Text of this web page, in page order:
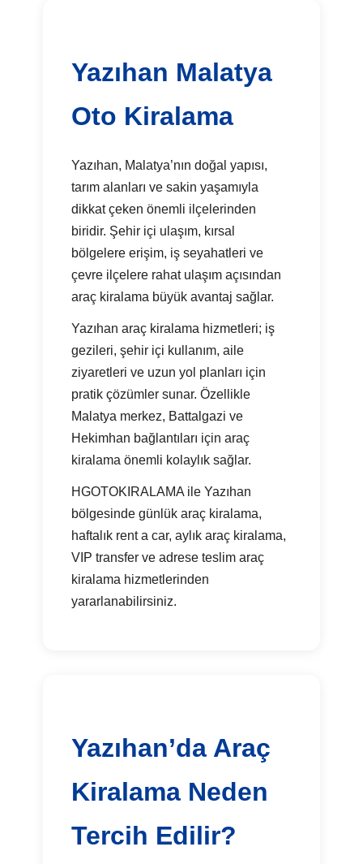
Yazıhan Malatya
Oto Kiralama
Yazıhan, Malatya’nın doğal yapısı,
tarım alanları ve sakin yaşamıyla
dikkat çeken önemli ilçelerinden
biridir. Şehir içi ulaşım, kırsal
bölgelere erişim, iş seyahatleri ve
çevre ilçelere rahat ulaşım açısından
araç kiralama büyük avantaj sağlar.
Yazıhan araç kiralama hizmetleri; iş
gezileri, şehir içi kullanım, aile
ziyaretleri ve uzun yol planları için
pratik çözümler sunar. Özellikle
Malatya merkez, Battalgazi ve
Hekimhan bağlantıları için araç
kiralama önemli kolaylık sağlar.
HGOTOKIRALAMA ile Yazıhan
bölgesinde günlük araç kiralama,
haftalık rent a car, aylık araç kiralama,
VIP transfer ve adrese teslim araç
kiralama hizmetlerinden
yararlanabilirsiniz.
Yazıhan’da Araç
Kiralama Neden
Tercih Edilir?